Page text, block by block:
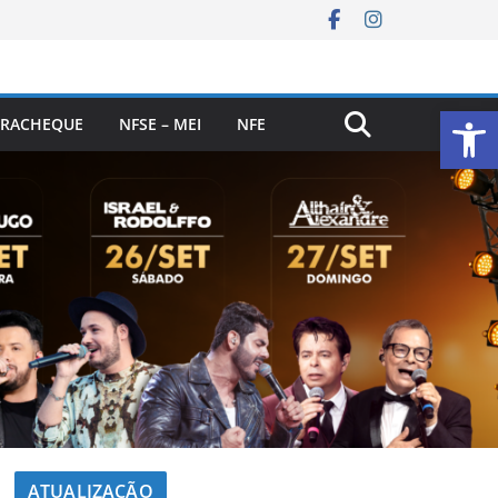
NFSE – MEI NFE
ATUALIZAÇÃO